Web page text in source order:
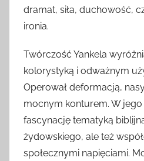
dramat, siła, duchowość,
ironia.
Twórczość Yankela
kolorystyką i odważnym
Operował deformacją,
mocnym konturem. W
fascynację tematyką
żydowskiego, ale też
społecznymi napięciami.